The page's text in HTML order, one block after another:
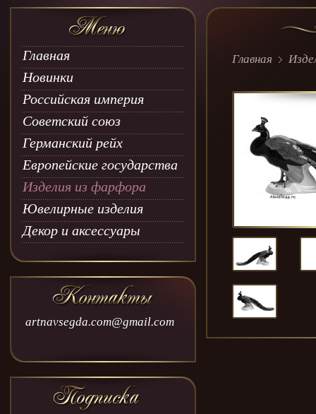
Главная
Новинки
Российская империя
Советский союз
Германский рейх
Европейские государства
Изделия из фарфора
Ювелирные изделия
Декор и аксессуары
artnavsegda.com@gmail.com
Главная